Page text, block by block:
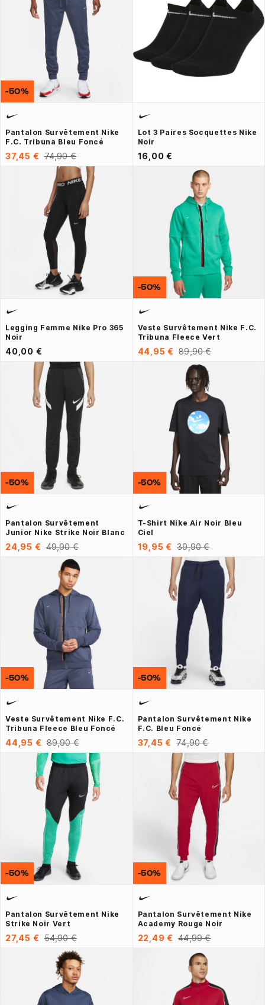
Pantalon Survêtement Nike
F.C. Tribuna Bleu Foncé
37,45 € 74,90 €
-50%
Lot 3 Paires Socquettes Nike
Noir
16,00 €
Legging Femme Nike Pro 365
Noir
40,00 €
Veste Survêtement Nike F.C.
Tribuna Fleece Vert
44,95 € 89,90 €
-50%
Pantalon Survêtement
Junior Nike Strike Noir Blanc
24,95 € 49,90 €
-50%
T-Shirt Nike Air Noir Bleu
Ciel
19,95 € 39,90 €
-50%
Veste Survêtement Nike F.C.
Tribuna Fleece Bleu Foncé
44,95 € 89,90 €
-50%
Pantalon Survêtement Nike
F.C. Bleu Foncé
37,45 € 74,90 €
-50%
Pantalon Survêtement Nike
Strike Noir Vert
27,45 € 54,90 €
-50%
Pantalon Survêtement Nike
Academy Rouge Noir
22,49 € 44,99 €
-50%